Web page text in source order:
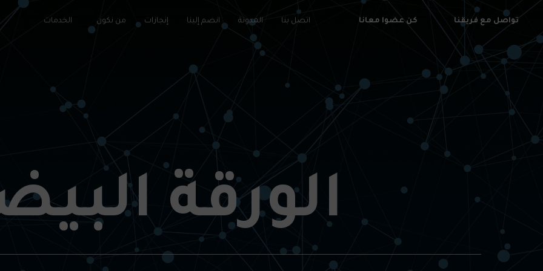
الخدمات من نكون إنجازات انضم إلينا المدونة اتصل بنا تواصل مع فريقنا كن عضوا معانا
الورقة